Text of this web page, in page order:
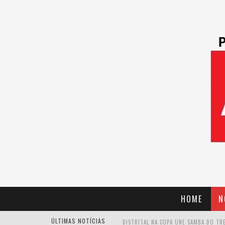
HOME
ÚLTIMAS NOTÍCIAS